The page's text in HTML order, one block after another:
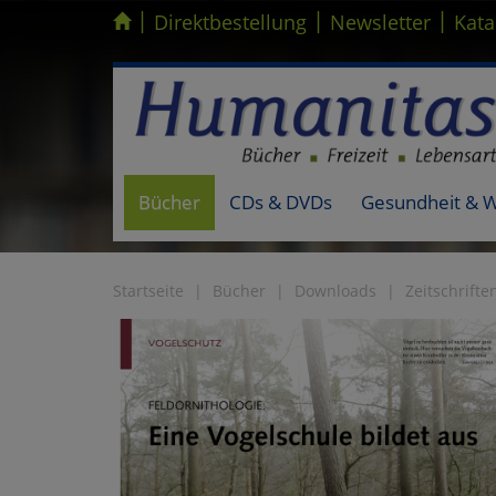
Kompletten Head der Seite überspringen
| Direktbestellung | Newsletter |
Bücher CDs & DVDs Gesundheit &
Startseite Bücher Downloads